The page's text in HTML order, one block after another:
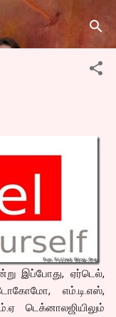
இப்போது, ஏர்டெல்,
எம்.டி.எஸ்,
டெக்னாலஜியிலும்